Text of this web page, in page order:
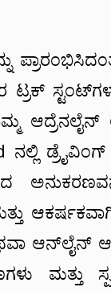
ಆದ್ರೆನಲೈನ್
ಡ್ರೈವಿಂಗ್
ಆಕರ್ಷಕವಾಗಿ
ಆನ್‌ಲೈನ್
ಮತ್ತು